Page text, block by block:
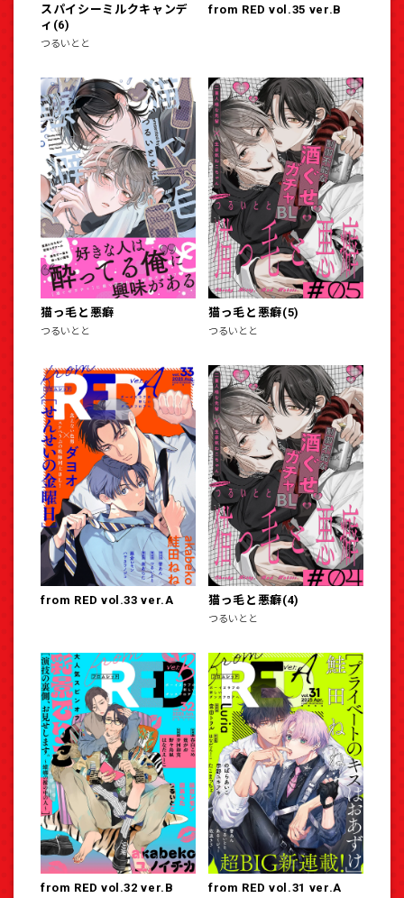
スパイシーミルクキャンデ
ィ(6)
つるいとと
from RED vol.35 ver.B
猫っ毛と悪癖
つるいとと
猫っ毛と悪癖(5)
つるいとと
from RED vol.33 ver.A 猫っ毛と悪癖(4)
つるいとと
from RED vol.32 ver.B from RED vol.31 ver.A